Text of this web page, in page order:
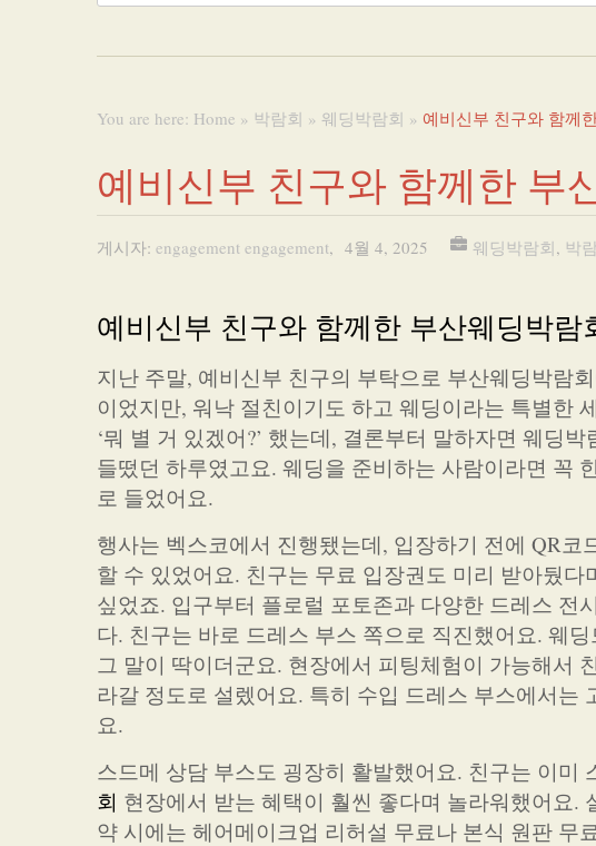
You are here: Home » 박람회 » 웨딩박람회 » 예비신부 친구와 함께
예비신부 친구와 함께한 부
게시자: engagement engagement, 4월 4, 2025 웨딩박람회, 박
예비신부 친구와 함께한 부산웨딩박람
지난 주말, 예비신부 친구의 부탁으로 부산웨딩박람
이었지만, 워낙 절친이기도 하고 웨딩이라는 특별한
‘뭐 별 거 있겠어?’ 했는데, 결론부터 말하자면 웨딩
들떴던 하루였고요. 웨딩을 준비하는 사람이라면 꼭
로 들었어요.
행사는 벡스코에서 진행됐는데, 입장하기 전에 QR
할 수 있었어요. 친구는 무료 입장권도 미리 받아뒀
싶었죠. 입구부터 플로럴 포토존과 다양한 드레스 전
다. 친구는 바로 드레스 부스 쪽으로 직진했어요. 웨
그 말이 딱이더군요. 현장에서 피팅체험이 가능해서
라갈 정도로 설렜어요. 특히 수입 드레스 부스에서
요.
스드메 상담 부스도 굉장히 활발했어요. 친구는 이미
회 현장에서 받는 혜택이 훨씬 좋다며 놀라워했어요.
약 시에는 헤어메이크업 리허설 무료나 본식 원판 무